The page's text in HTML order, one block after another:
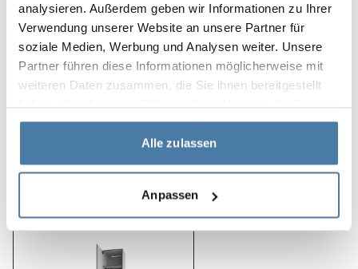
analysieren. Außerdem geben wir Informationen zu Ihrer
Verwendung unserer Website an unsere Partner für
soziale Medien, Werbung und Analysen weiter. Unsere
Partner führen diese Informationen möglicherweise mit
weiteren Daten zusammen, die Sie ihnen bereitgestellt
gesammelt haben.
Alle zulassen
Anpassen
modern design
exceptionell hållbarhet
lätt att hålla rent
Produkter som används i
projektet